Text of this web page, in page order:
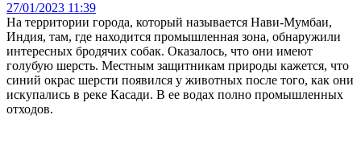
27/01/2023 11:39
На территории города, который называется Нави-Мумбаи,
Индия, там, где находится промышленная зона, обнаружили
интересных бродячих собак. Оказалось, что они имеют
голубую шерсть. Местным защитникам природы кажется, что
синий окрас шерсти появился у животных после того, как они
искупались в реке Касади. В ее водах полно промышленных
отходов.